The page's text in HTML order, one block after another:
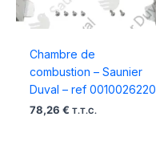
Chambre de
combustion – Saunier
Duval – ref 0010026220
78,26 € T.T.C.